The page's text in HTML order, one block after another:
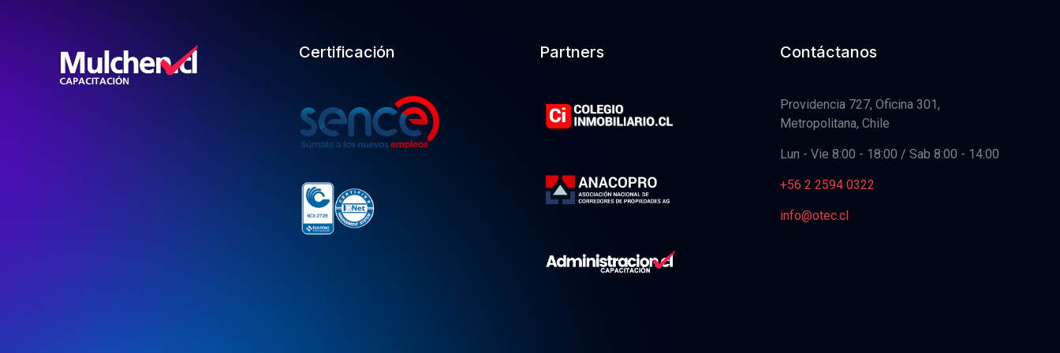
Certificación Partners Contáctanos
Providencia 727, Oficina 301,
Metropolitana, Chile
Lun - Vie 8:00 - 18:00 / Sab 8:00 - 14:00
+56 2 2594 0322
info@otec.cl